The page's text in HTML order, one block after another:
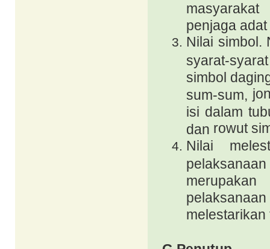
penjaga
Nilai simbol.
syarat-
simbol
sum-sum,
isi dalam
dan rowut
Nilai